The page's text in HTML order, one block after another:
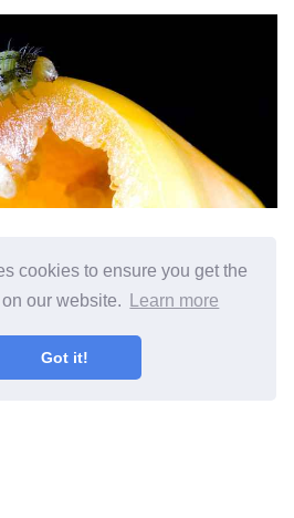
cookies to ensure you get the
our website.
Learn more
Got it!
תולעים על